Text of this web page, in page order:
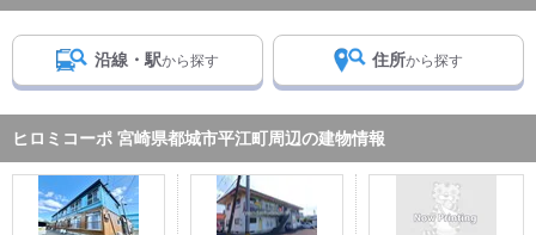
沿線・駅から探す 住所から探す
ヒロミコーポ 宮崎県都城市平江町周辺の建物情報